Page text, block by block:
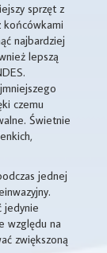
sprzęt z
końcówkami
najbardziej
lepszą
czemu
Świetnie
jednej
jedynie
względu na
zwiększoną